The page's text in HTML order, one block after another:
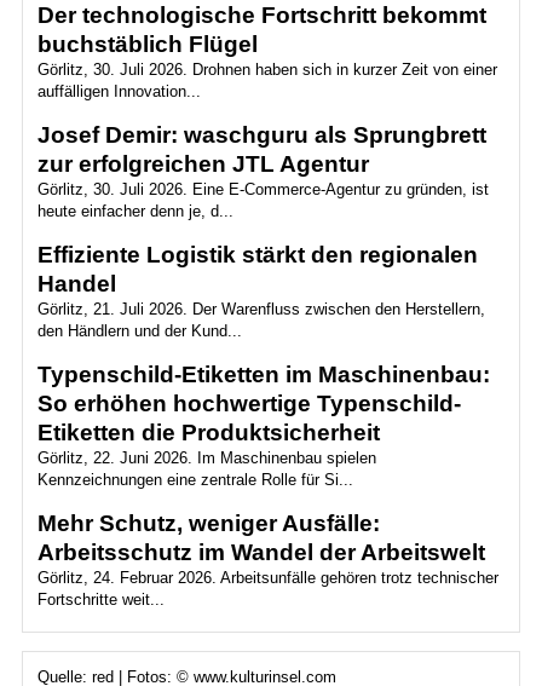
Der technologische Fortschritt bekommt
buchstäblich Flügel
Görlitz, 30. Juli 2026. Drohnen haben sich in kurzer Zeit von einer
auffälligen Innovation...
Josef Demir: waschguru als Sprungbrett
zur erfolgreichen JTL Agentur
Görlitz, 30. Juli 2026. Eine E-Commerce-Agentur zu gründen, ist
heute einfacher denn je, d...
Effiziente Logistik stärkt den regionalen
Handel
Görlitz, 21. Juli 2026. Der Warenfluss zwischen den Herstellern,
den Händlern und der Kund...
Typenschild-Etiketten im Maschinenbau:
So erhöhen hochwertige Typenschild-
Etiketten die Produktsicherheit
Görlitz, 22. Juni 2026. Im Maschinenbau spielen
Kennzeichnungen eine zentrale Rolle für Si...
Mehr Schutz, weniger Ausfälle:
Arbeitsschutz im Wandel der Arbeitswelt
Görlitz, 24. Februar 2026. Arbeitsunfälle gehören trotz technischer
Fortschritte weit...
Quelle: red | Fotos: © www.kulturinsel.com